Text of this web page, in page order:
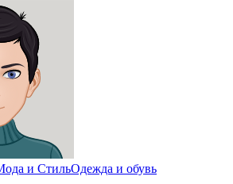
и СтильОдежда и обувь